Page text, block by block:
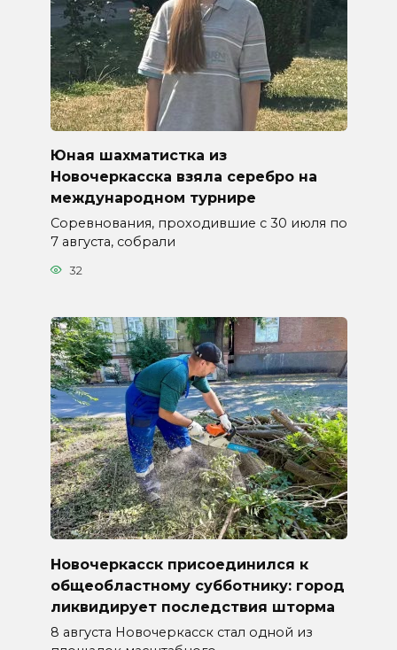
Юная шахматистка из
Новочеркасска взяла серебро на
международном турнире
Соревнования, проходившие с 30 июля по
7 августа, собрали
32
Новочеркасск присоединился к
общеобластному субботнику: город
ликвидирует последствия шторма
8 августа Новочеркасск стал одной из